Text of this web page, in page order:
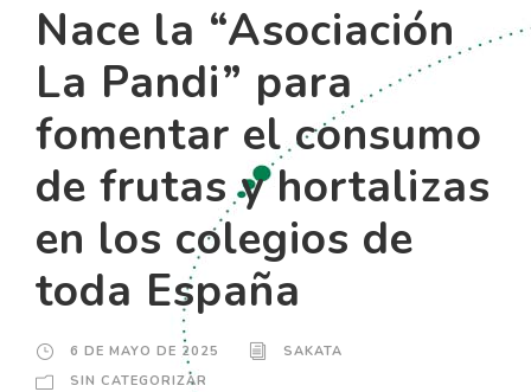
Nace la “Asociación
La Pandi” para
fomentar el consumo
de frutas y hortalizas
en los colegios de
toda España
6 DE MAYO DE 2025
SAKATA
SIN CATEGORIZAR